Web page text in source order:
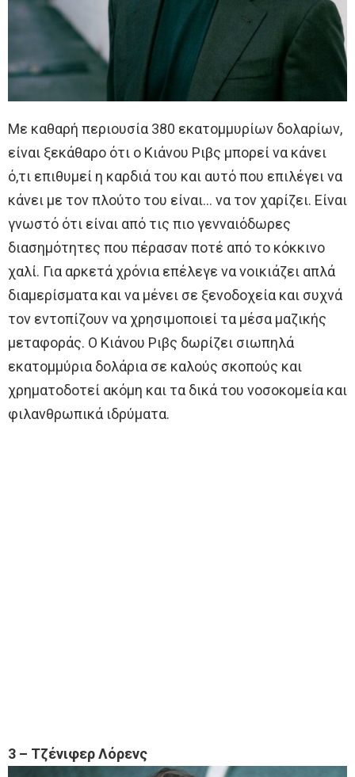
Με καθαρή περιουσία 380 εκατομμυρίων δολαρίων,
είναι ξεκάθαρο ότι ο Κιάνου Ριβς μπορεί να κάνει
ό,τι επιθυμεί η καρδιά του και αυτό που επιλέγει να
κάνει με τον πλούτο του είναι… να τον χαρίζει. Είναι
γνωστό ότι είναι από τις πιο γενναιόδωρες
διασημότητες που πέρασαν ποτέ από το κόκκινο
χαλί. Για αρκετά χρόνια επέλεγε να νοικιάζει απλά
διαμερίσματα και να μένει σε ξενοδοχεία και συχνά
τον εντοπίζουν να χρησιμοποιεί τα μέσα μαζικής
μεταφοράς. Ο Κιάνου Ριβς δωρίζει σιωπηλά
εκατομμύρια δολάρια σε καλούς σκοπούς και
χρηματοδοτεί ακόμη και τα δικά του νοσοκομεία και
φιλανθρωπικά ιδρύματα.
3 – Τζένιφερ Λόρενς